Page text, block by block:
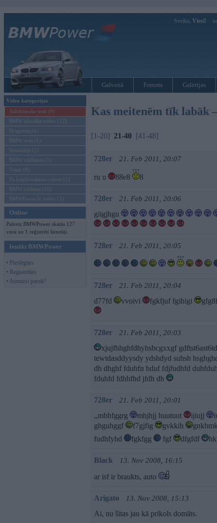
Sveiks, Viesi!
Galvenā Forums Galerijas
Video kategorijas
Salīdzinošie testi (9)
BMW oficiālie video (12)
Dragreiss (4)
BMW tests (1)
Smieklīgi (2)
BMW reklāmas (5)
Trasē (8)
Pa koplietošanas ceļiem (1)
BMW īsfilmas (10)
BMWPower.lv video (1)
Online
Pašreiz BMWPower skatās 127
viesi un 1 reģistrēti lietotāji.
Ienākt BMWPower
• Pieslēgties
• Reģistrēties
• Aizmirsi paroli?
Kas meitenēm tīk labāk
[1-20] 21-40 [41-48]
728er 21. Feb 2011, 20:07
ru u 88e8 8
728er 21. Feb 2011, 20:06
giigjhgu
728er 21. Feb 2011, 20:05
728er 21. Feb 2011, 20:04
d77fd vvoivi fgkfjuf fgihigi
728er 21. Feb 2011, 20:03
xjujfhhghfdhyhsbcgxxgf
tewtdasddyysdy ydshdyd suhsh
dh dhghf fduhfn hduf fdjfudhfd
fduhfd fdhhfhd jfdh dh
728er 21. Feb 2011, 20:01
,,mbhfggrg mhjhjj huutuut ijiujj
ghguhggf
f7gjfig gvkkih
fudhfyhd
fgkfgg fgf dfgfdf
Black 13. Nov 2008, 16:15
ar isf ir braukts, auto
Arigato 13. Nov 2008, 15:13
Ai, nu šitas jau kā prikols domāts.